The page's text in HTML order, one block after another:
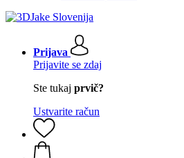
Prijava
Prijavite se zdaj
Ste tukaj prvič?
Ustvarite račun